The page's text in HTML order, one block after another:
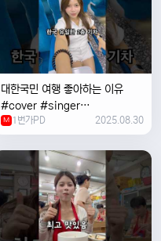
대한국민 여행 좋아하는 이유
#cover #singer
#coversong #music #한국
여행 #한국
M 1번가PD 2025.08.30